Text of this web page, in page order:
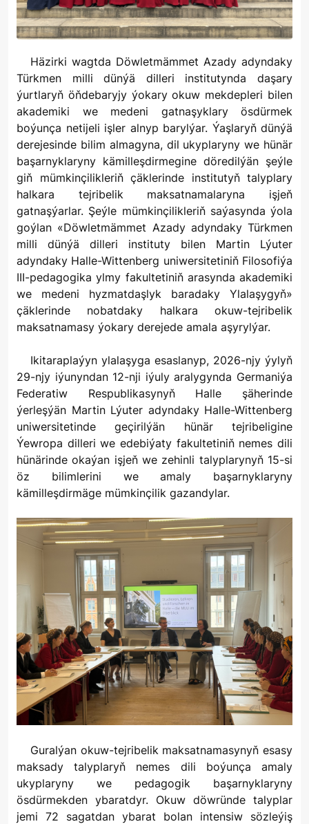
Häzirki wagtda Döwletmämmet Azady adyndaky
Türkmen milli dünýä dilleri institutynda daşary
ýurtlaryň öňdebaryjy ýokary okuw mekdepleri bilen
akademiki we medeni gatnaşyklary ösdürmek
boýunça netijeli işler alnyp barylýar. Ýaşlaryň dünýä
derejesinde bilim almagyna, dil ukyplaryny we hünär
başarnyklaryny kämilleşdirmegine döredilýän şeýle
giň mümkinçilikleriň çäklerinde institutyň talyplary
halkara tejribelik maksatnamalaryna işjeň
gatnaşýarlar. Şeýle mümkinçilikleriň saýasynda ýola
goýlan «Döwletmämmet Azady adyndaky Türkmen
milli dünýä dilleri instituty bilen Martin Lýuter
adyndaky Halle-Wittenberg uniwersitetiniň Filosofiýa
III-pedagogika ylmy fakultetiniň arasynda akademiki
we medeni hyzmatdaşlyk baradaky Ylalaşygyň»
çäklerinde nobatdaky halkara okuw-tejribelik
maksatnamasy ýokary derejede amala aşyrylýar.
Ikitaraplaýyn ylalaşyga esaslanyp, 2026-njy ýylyň
29-njy iýunyndan 12-nji iýuly aralygynda Germaniýa
Federatiw Respublikasynyň Halle şäherinde
ýerleşýän Martin Lýuter adyndaky Halle-Wittenberg
uniwersitetinde geçirilýän hünär tejribeligine
Ýewropa dilleri we edebiýaty fakultetiniň nemes dili
hünärinde okaýan işjeň we zehinli talyplarynyň 15-si
öz bilimlerini we amaly başarnyklaryny
kämilleşdirmäge mümkinçilik gazandylar.
Guralýan okuw-tejribelik maksatnamasynyň esasy
maksady talyplaryň nemes dili boýunça amaly
ukyplaryny we pedagogik başarnyklaryny
ösdürmekden ybaratdyr. Okuw döwründe talyplar
jemi 72 sagatdan ybarat bolan intensiw sözleýiş